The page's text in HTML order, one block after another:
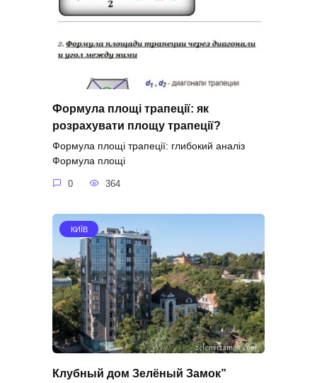
Формула площі трапеції: як
розрахувати площу трапеції?
Формула площі трапеції: глибокий аналіз
Формула площі
0 364
КИЇВ
Клубный дом Зелёный Замок”